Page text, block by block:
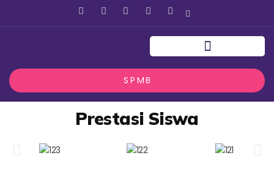
F
c
T
i
Y
u
I
s
t
g
a
m
L
n
k
d
S P M B
Prestasi Siswa